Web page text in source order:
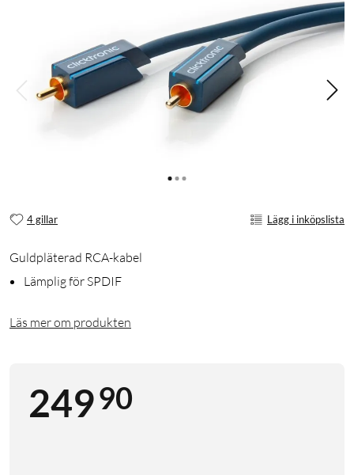
4 gillar Lägg i inköpslista
Guldpläterad RCA-kabel
Lämplig för SPDIF
Läs mer om produkten
24990